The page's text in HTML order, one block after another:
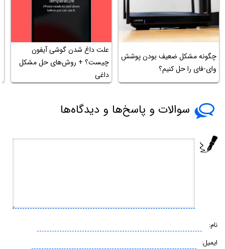
چگونه مشکل ضعیف بودن پوشش
وای-فای را حل کنیم؟
علت داغ شدن گوشی آیفون
چیست؟ + روش‌های حل مشکل
داغی
سوالات و پاسخ‌ها و دیدگاه‌ها
نام:
ایمیل: